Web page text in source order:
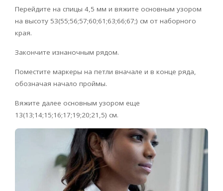
Перейдите на спицы 4,5 мм и вяжите основным узором
на высоту 53(55;56;57;60;61;63;66;67;) см от наборного
края.
Закончите изнаночным рядом.
Поместите маркеры на петли вначале и в конце ряда,
обозначая начало проймы.
Вяжите далее основным узором еще
13(13;14;15;16;17;19;20;21,5) см.